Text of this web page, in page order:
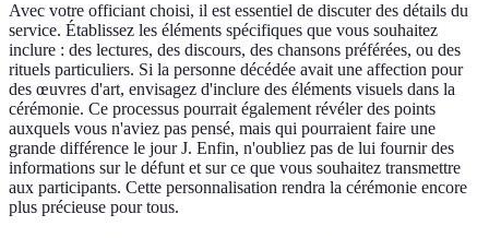
Avec votre officiant choisi, il est essentiel de discuter des détails du
service. Établissez les éléments spécifiques que vous souhaitez
inclure : des lectures, des discours, des chansons préférées, ou des
rituels particuliers. Si la personne décédée avait une affection pour
des œuvres d'art, envisagez d'inclure des éléments visuels dans la
cérémonie. Ce processus pourrait également révéler des points
auxquels vous n'aviez pas pensé, mais qui pourraient faire une
grande différence le jour J. Enfin, n'oubliez pas de lui fournir des
informations sur le défunt et sur ce que vous souhaitez transmettre
aux participants. Cette personnalisation rendra la cérémonie encore
plus précieuse pour tous.